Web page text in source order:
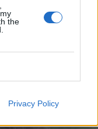
the
Privacy Policy